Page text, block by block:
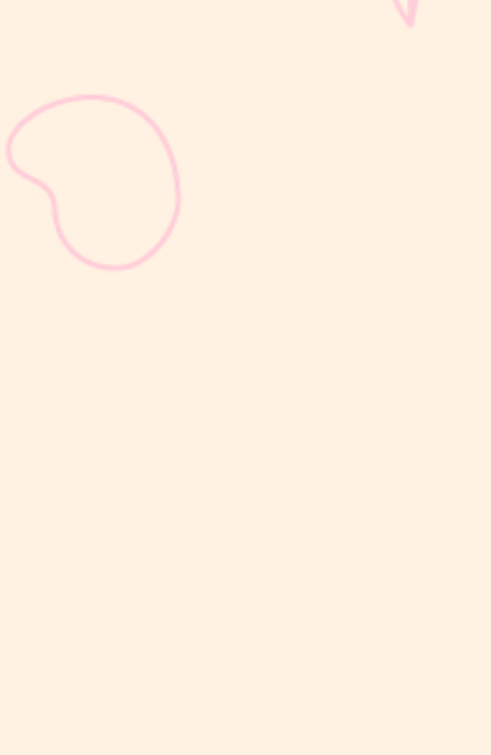
Selain berat badan, tinggi badan menjadi salah satu indikator
utama untuk menilai apakah tumbuh kembang si Kecil berjalan